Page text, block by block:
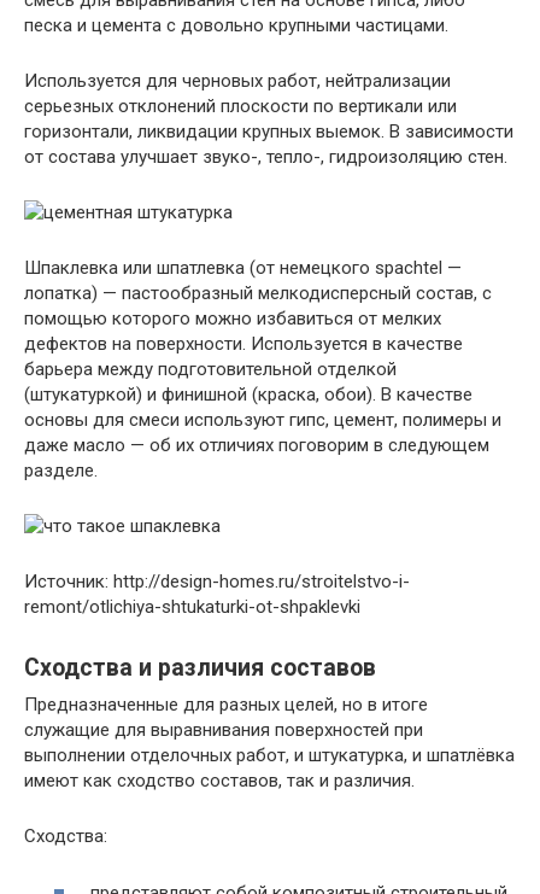
песка и цемента с довольно крупными частицами.
Используется для черновых работ, нейтрализации
серьезных отклонений плоскости по вертикали или
горизонтали, ликвидации крупных выемок. В зависимости
от состава улучшает звуко-, тепло-, гидроизоляцию стен.
Шпаклевка или шпатлевка (от немецкого spachtel —
лопатка) — пастообразный мелкодисперсный состав, с
помощью которого можно избавиться от мелких
дефектов на поверхности. Используется в качестве
барьера между подготовительной отделкой
(штукатуркой) и финишной (краска, обои). В качестве
основы для смеси используют гипс, цемент, полимеры и
даже масло — об их отличиях поговорим в следующем
разделе.
Источник: http://design-homes.ru/stroitelstvo-i-
remont/otlichiya-shtukaturki-ot-shpaklevki
Сходства и различия составов
Предназначенные для разных целей, но в итоге
служащие для выравнивания поверхностей при
выполнении отделочных работ, и штукатурка, и шпатлёвка
имеют как сходство составов, так и различия.
Сходства: